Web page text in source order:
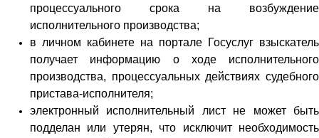
процессуального срока на возбуждение
исполнительного производства;
в личном кабинете на портале Госуслуг взыскатель
получает информацию о ходе исполнительного
производства, процессуальных действиях судебного
пристава-исполнителя;
электронный исполнительный лист не может быть
подделан или утерян, что исключит необходимость